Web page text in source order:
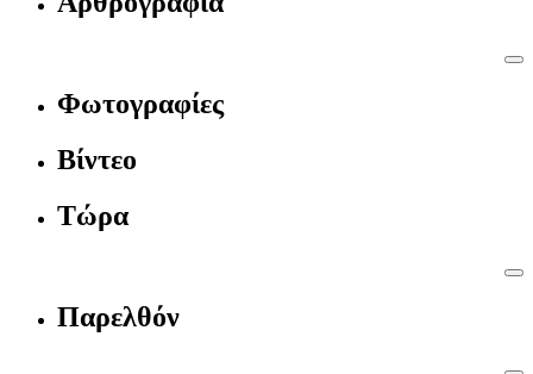
Φωτογραφίες
Βίντεο
Τώρα
Παρελθόν